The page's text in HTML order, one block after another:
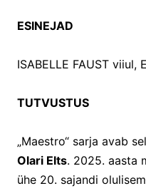
ESINEJAD
ISABELLE FAUST viiul,
TUTVUSTUS
„Maestro“ sarja avab
Olari Elts. 2025. aasta
ühe 20. sajandi